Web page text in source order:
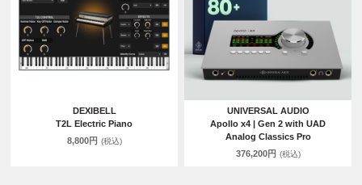
DEXIBELL
T2L Electric Piano
8,800円 (税込)
UNIVERSAL AUDIO
Apollo x4 | Gen 2 with UAD
Analog Classics Pro
376,200円 (税込)